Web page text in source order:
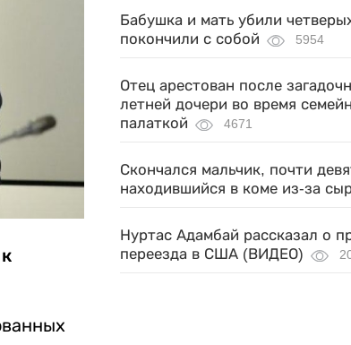
Бабушка и мать убили
покончили с собой
5954
Отец арестован после
летней дочери во время
палаткой
4671
Скончался мальчик, почти
находившийся в коме из-за
Нуртас Адамбай рассказал о
переезда в США (ВИДЕО)